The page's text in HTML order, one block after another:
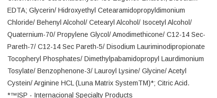
EDTA; Glycerin/ Hidroxyethyl Cetearamidopropyldimonium
Chloride/ Behenyl Alcohol/ Cetearyl Alcohol/ Isocetyl Alcohol/
Quaternium-70/ Propylene Glycol/ Amodimethicone/ C12-14 Sec-
Pareth-7/ C12-14 Sec Pareth-5/ Disodium Lauriminodipropionate
Tocopheryl Phosphates/ Dimethylpabamidopropyl Laurdimonium
Tosylate/ Benzophenone-3/ Lauroyl Lysine/ Glycine/ Acetyl
Cystein/ Arginine HCL (Luna Matrix SystemTM)*; Citric Acid.
*™ISP - Internacional Specialty Products